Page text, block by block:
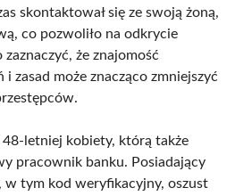
skontaktował się ze swoją żoną,
co pozwoliło na odkrycie
że znajomość
zasad może znacząco zmniejszyć
48-letniej kobiety, którą także
pracownik banku. Posiadający
w tym kod weryfikacyjny, oszust